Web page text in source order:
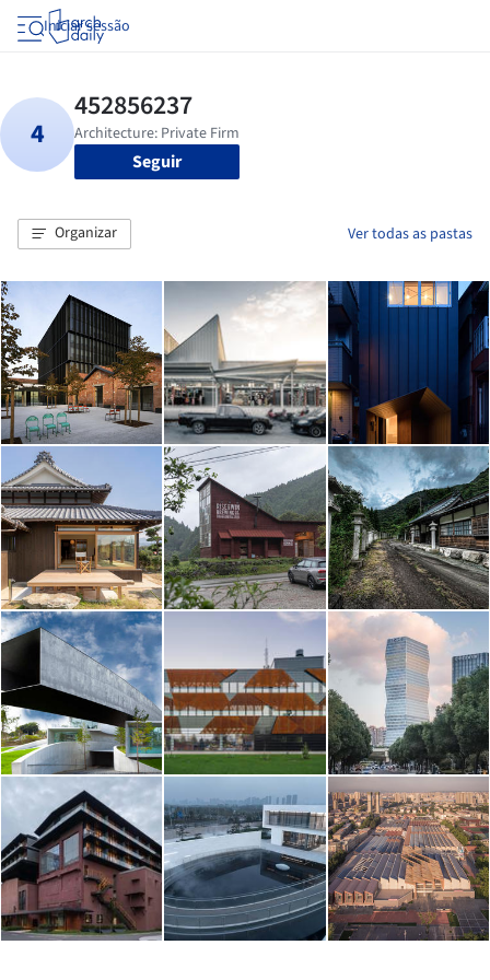
Iniciar sessão
Seguir
Organizar Ver todas as pastas